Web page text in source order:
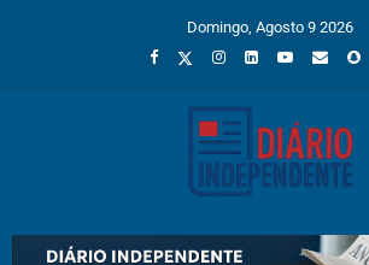
Domingo, Agosto 9 2026